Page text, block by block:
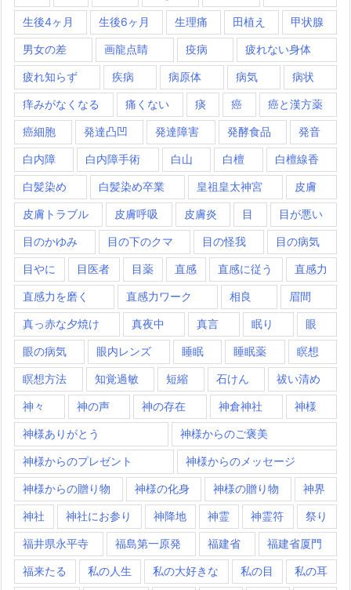
生後4ヶ月 生後6ヶ月 生理痛 田植え 甲状腺
男女の差 画龍点睛 疫病 疲れない身体
疲れ知らず 疾病 病原体 病気 病状
痒みがなくなる 痛くない 痰 癌 癌と漢方薬
癌細胞 発達凸凹 発達障害 発酵食品 発音
白内障 白内障手術 白山 白檀 白檀線香
白髪染め 白髪染め卒業 皇祖皇太神宮 皮膚
皮膚トラブル 皮膚呼吸 皮膚炎 目 目が悪い
目のかゆみ 目の下のクマ 目の怪我 目の病気
目やに 目医者 目薬 直感 直感に従う 直感力
直感力を磨く 直感力ワーク 相良 眉間
真っ赤な夕焼け 真夜中 真言 眠り 眼
眼の病気 眼内レンズ 睡眠 睡眠薬 瞑想
瞑想方法 知覚過敏 短縮 石けん 祓い清め
神々 神の声 神の存在 神倉神社 神様
神様ありがとう 神様からのご褒美
神様からのプレゼント 神様からのメッセージ
神様からの贈り物 神様の化身 神様の贈り物 神界
神社 神社にお参り 神降地 神霊 神霊符 祭り
福井県永平寺 福島第一原発 福建省 福建省厦門
福来たる 私の人生 私の大好きな 私の目 私の耳